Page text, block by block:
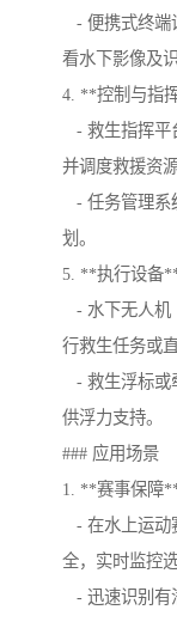
- 便携式终端
看水下影像及
4. **控制与指
- 救生指挥平
并调度救援资源
- 任务管理系
划。
5. **执行设备
- 水下无人机
行救生任务或
- 救生浮标或
供浮力支持。
### 应用场景
1. **赛事保障
- 在水上运动
全，实时监控
- 迅速识别有